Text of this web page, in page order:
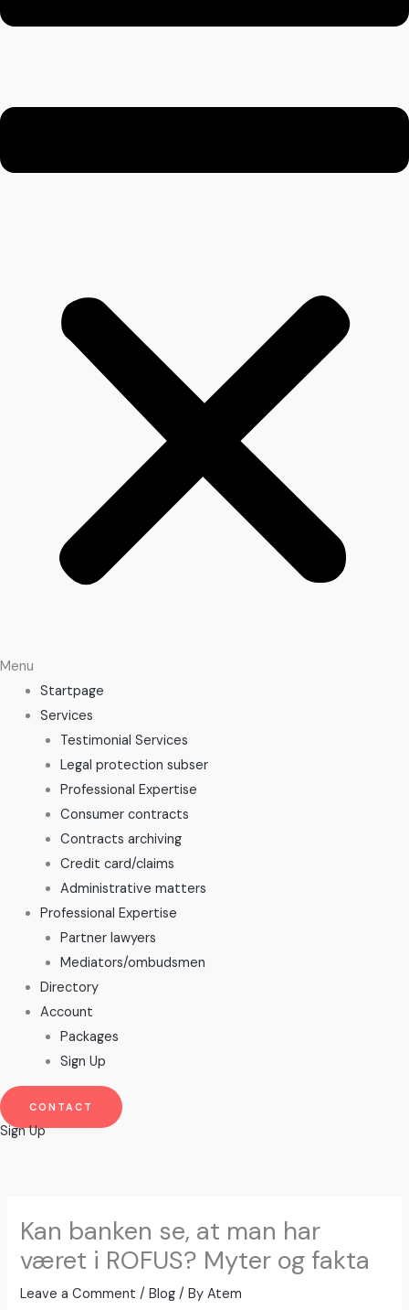
Menu
Startpage
Services
Testimonial Services
Legal protection subser
Professional Expertise
Consumer contracts
Contracts archiving
Credit card/claims
Administrative matters
Professional Expertise
Partner lawyers
Mediators/ombudsmen
Directory
Account
Packages
Sign Up
CONTACT
Sign Up
Kan banken se, at man har
været i ROFUS? Myter og fakta
Leave a Comment /Blog / ByAtem